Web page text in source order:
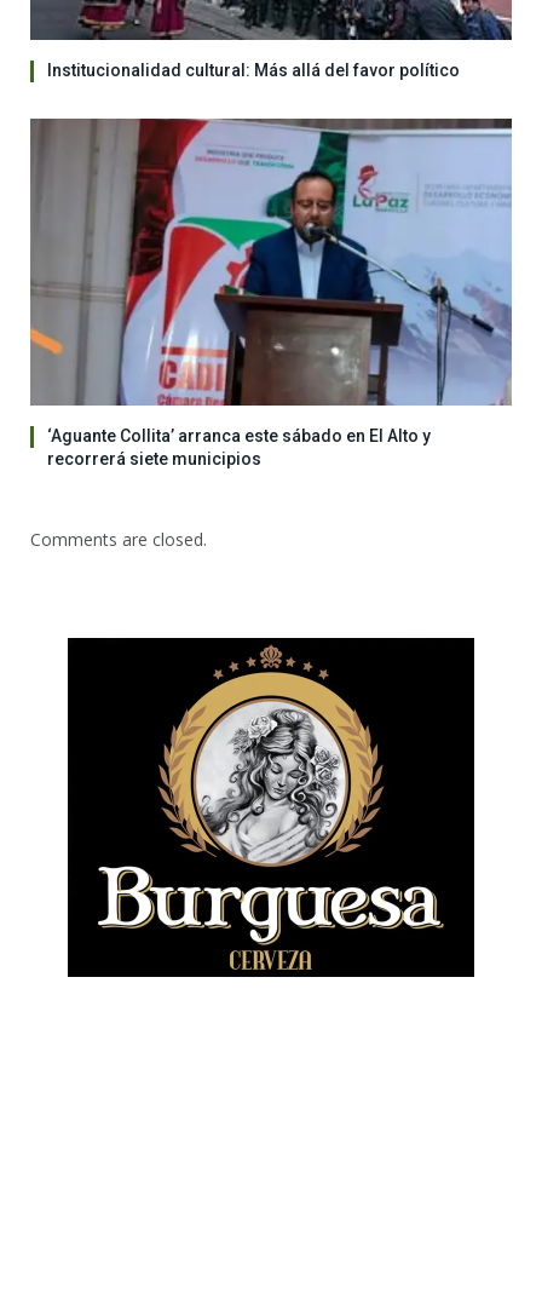
Institucionalidad cultural: Más allá del favor político
‘Aguante Collita’ arranca este sábado en El Alto y
recorrerá siete municipios
Comments are closed.